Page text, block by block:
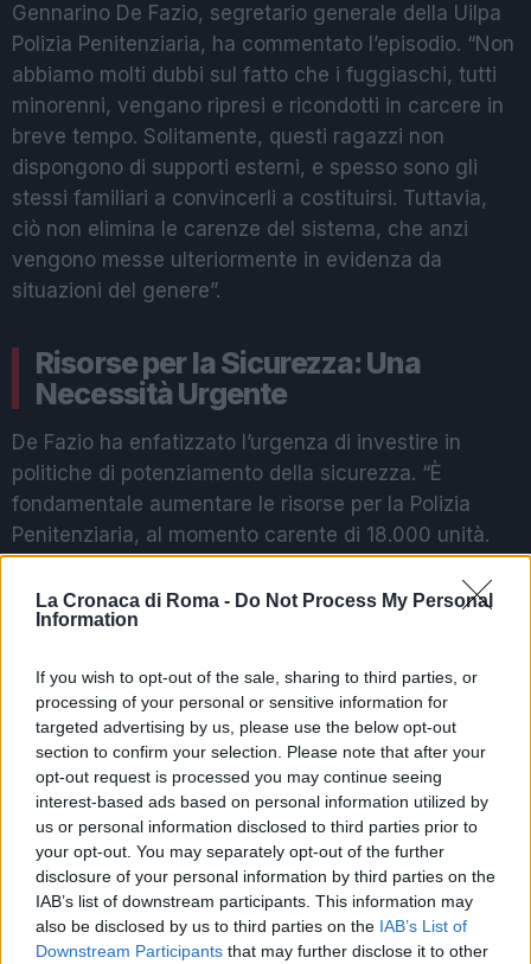
La Cronaca di Roma - Do Not Process My Personal
Information
If you wish to opt-out of the sale, sharing to third parties, or
processing of your personal or sensitive information for
targeted advertising by us, please use the below opt-out
section to confirm your selection. Please note that after your
opt-out request is processed you may continue seeing
interest-based ads based on personal information utilized by
us or personal information disclosed to third parties prior to
your opt-out. You may separately opt-out of the further
disclosure of your personal information by third parties on the
IAB’s list of downstream participants. This information may
also be disclosed by us to third parties on the IAB’s List of
Downstream Participants that may further disclose it to other
Gennarino De Fazio, segretario generale della Uilpa
Polizia Penitenziaria, ha commentato l’episodio. “Non
abbiamo molti dubbi sul fatto che i fuggiaschi, tutti
minorenni, vengano ripresi e ricondotti in carcere in
breve tempo. Solitamente, questi ragazzi non
dispongono di supporti esterni, e spesso sono gli
stessi familiari a convincerli a costituirsi. Tuttavia,
ciò non elimina le carenze del sistema, che anzi
vengono messe ulteriormente in evidenza da
situazioni del genere”.
Risorse per la Sicurezza: Una
Necessità Urgente
De Fazio ha enfatizzato l’urgenza di investire in
politiche di potenziamento della sicurezza. “È
fondamentale aumentare le risorse per la Polizia
Penitenziaria, al momento carente di 18.000 unità.
né il Governo sembrano interessati quando
accadono eventi di questa natura, ignorando che la
ulteriormente”, ha concluso.
POTREBBE INTERESSARTI
Chiara Ferragni e Fedez si
lasciano: confermato dopo le
voci di crisi
2 anni fa
Giovanni Allevi a Sanremo: “Ho
perso tutto con la malattia, ma il